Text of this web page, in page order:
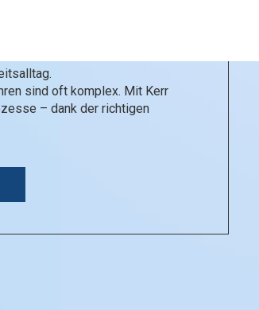
sind oft komplex. Mit Kerr
– dank der richtigen